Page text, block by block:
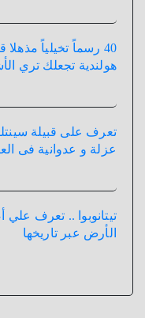
40 رسماً تخيلياً
هولندية تجعلك تري
تعرف على قبيلة
عزلة و عدوانية فى
تيتانوبوا .. تعرف
الأرض عبر تاريخها